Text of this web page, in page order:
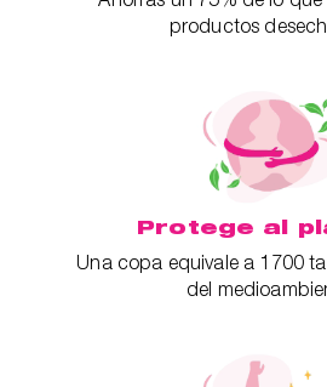
productos
Protege al
Una copa equivale a 1700
del